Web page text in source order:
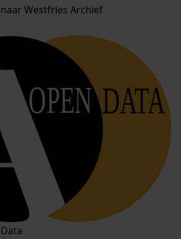
Westfries Archief
OPEN DATA